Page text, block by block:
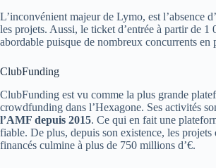
L’inconvénient majeur de Lymo, est l’absence
les projets. Aussi, le ticket d’entrée à partir de 1
abordable puisque de nombreux concurrents en
ClubFunding
ClubFunding est vu comme la plus grande
crowdfunding dans l’Hexagone. Ses activités
l’AMF depuis 2015. Ce qui en fait une
fiable. De plus, depuis son existence, les projets
financés culmine à plus de 750 millions d’€.